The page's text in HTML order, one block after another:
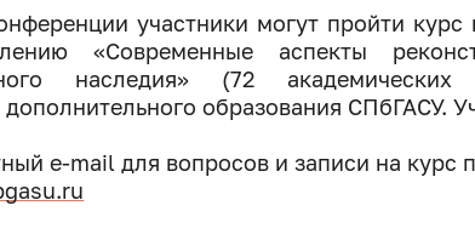
участники могут пройти
«Современные аспекты
наследия» (72 академических
образования СПбГАСУ.
e-mail для вопросов и записи на курс